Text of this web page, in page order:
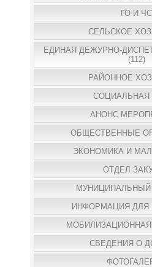
ГО И ЧС
СЕЛЬСКОЕ
ЕДИНАЯ ДЕЖУРНО-
(112)
РАЙОННОЕ
СОЦИАЛЬНАЯ
АНОНС
ОБЩЕСТВЕННЫЕ
ЭКОНОМИКА И
ОТДЕЛ
МУНИЦИПАЛЬНЫЙ
ИНФОРМАЦИЯ ДЛЯ
СВЕДЕНИЯ О